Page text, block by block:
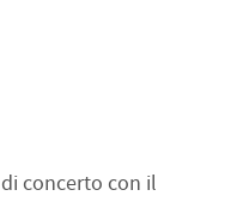
concerto con il